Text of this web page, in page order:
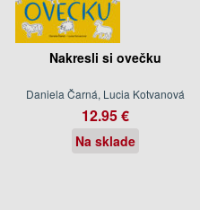
Nakresli si ovečku
Daniela Čarná, Lucia Kotvanová
12.95 €
Na sklade